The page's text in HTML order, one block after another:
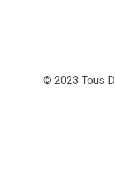
© 2023 Tous